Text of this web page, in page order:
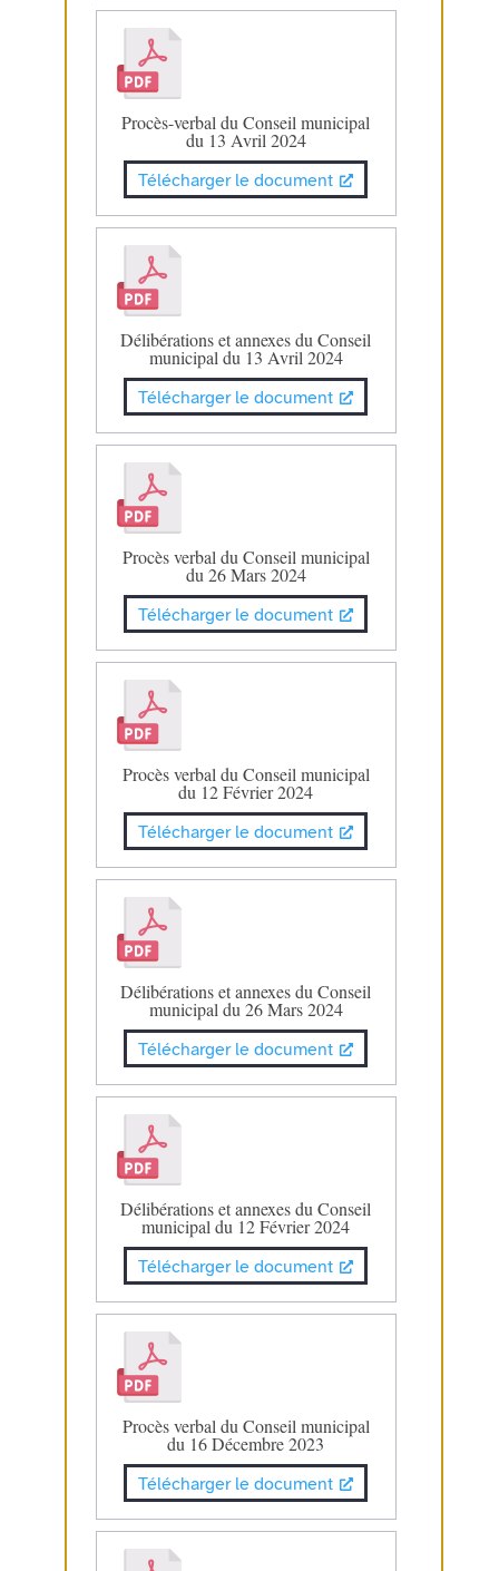
Procès-verbal du Conseil municipal
du 13 Avril 2024
Télécharger le document
Délibérations et annexes du Conseil
municipal du 13 Avril 2024
Télécharger le document
Procès verbal du Conseil municipal
du 26 Mars 2024
Télécharger le document
Procès verbal du Conseil municipal
du 12 Février 2024
Télécharger le document
Délibérations et annexes du Conseil
municipal du 26 Mars 2024
Télécharger le document
Délibérations et annexes du Conseil
municipal du 12 Février 2024
Télécharger le document
Procès verbal du Conseil municipal
du 16 Décembre 2023
Télécharger le document